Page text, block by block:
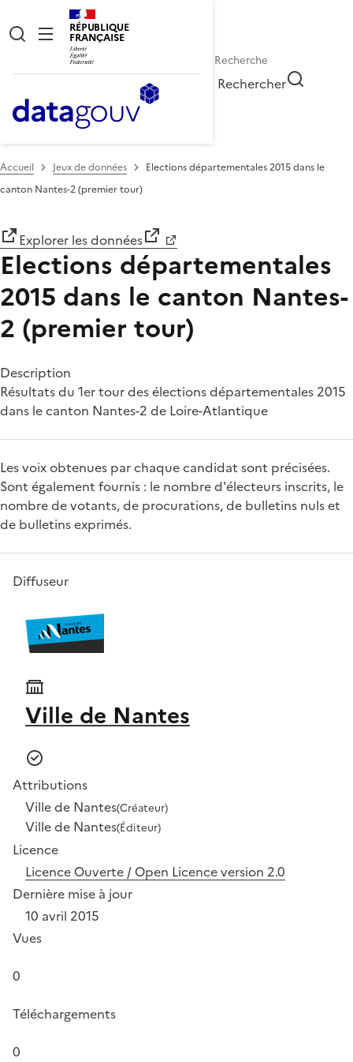
RÉPUBLIQUE
FRANÇAISE
Rechercher
Accueil Jeux de données
Elections départementales 2015 dans le
canton Nantes-2 (premier tour)
Explorer les données
Elections départementales
2015 dans le canton Nantes-
2 (premier tour)
Description
Résultats du 1er tour des élections départementales 2015
dans le canton Nantes-2 de Loire-Atlantique
Les voix obtenues par chaque candidat sont précisées.
Sont également fournis : le nombre d'électeurs inscrits, le
nombre de votants, de procurations, de bulletins nuls et
de bulletins exprimés.
Diffuseur
Ville de Nantes
Attributions
Ville de Nantes(Créateur)
Ville de Nantes(Éditeur)
Licence
Licence Ouverte / Open Licence version 2.0
Dernière mise à jour
10 avril 2015
Vues
0
Téléchargements
0